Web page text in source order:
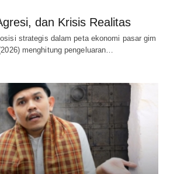
dan Krisis Realitas
strategis dalam peta ekonomi pasar gim
menghitung pengeluaran…